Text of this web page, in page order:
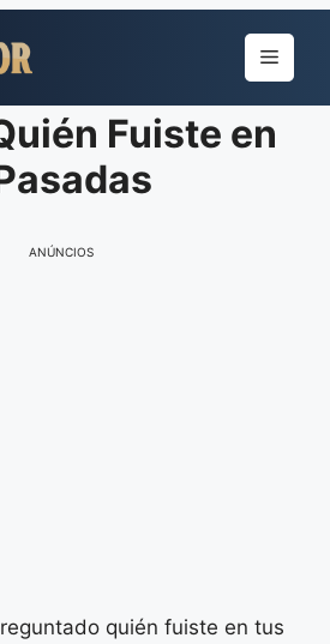
Menu
Fuiste en
ANÚNCIOS
quién fuiste en tus